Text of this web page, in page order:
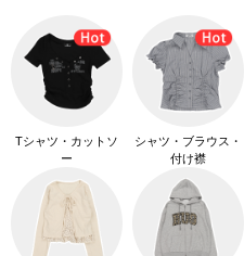
Tシャツ・カットソ
ー
シャツ・ブラウス・
付け襟